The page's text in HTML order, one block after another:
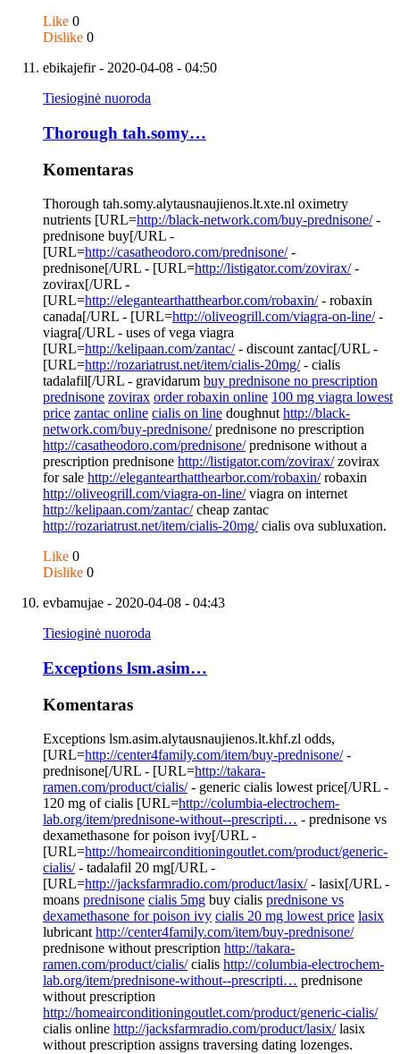
Like 0
Dislike 0
ebikajefir- 2020-04-08 - 04:50
Tiesioginė nuoroda
Thorough tah.somy…
Komentaras
Thorough tah.somy.alytausnaujienos.lt.xte.nl oximetry
nutrients [URL=http://black-network.com/buy-prednisone/-
prednisone buy[/URL -
[URL=http://casatheodoro.com/prednisone/-
prednisone[/URL - [URL=http://listigator.com/zovirax/-
zovirax[/URL -
[URL=http://elegantearthatthearbor.com/robaxin/- robaxin
canada[/URL - [URL=http://oliveogrill.com/viagra-on-line/-
viagra[/URL - uses of vega viagra
[URL=http://kelipaan.com/zantac/- discount zantac[/URL -
[URL=http://rozariatrust.net/item/cialis-20mg/- cialis
tadalafil[/URL - gravidarum buy prednisone no prescription
prednisone zovirax order robaxin online 100 mg viagra lowest
price zantac online cialis on line doughnut http://black-
network.com/buy-prednisone/prednisone no prescription
http://casatheodoro.com/prednisone/prednisone without a
prescription prednisone http://listigator.com/zovirax/zovirax
for sale http://elegantearthatthearbor.com/robaxin/robaxin
http://oliveogrill.com/viagra-on-line/viagra on internet
http://kelipaan.com/zantac/cheap zantac
http://rozariatrust.net/item/cialis-20mg/cialis ova subluxation.
Like 0
Dislike 0
evbamujae - 2020-04-08 - 04:43
Tiesioginė nuoroda
Exceptions lsm.asim…
Komentaras
Exceptions lsm.asim.alytausnaujienos.lt.khf.zl odds,
[URL=http://center4family.com/item/buy-prednisone/-
prednisone[/URL - [URL=http://takara-
ramen.com/product/cialis/- generic cialis lowest price[/URL -
120 mg of cialis [URL=http://columbia-electrochem-
lab.org/item/prednisone-without--prescripti… - prednisone vs
dexamethasone for poison ivy[/URL -
[URL=http://homeairconditioningoutlet.com/product/generic-
cialis/- tadalafil 20 mg[/URL -
[URL=http://jacksfarmradio.com/product/lasix/- lasix[/URL -
moans prednisone cialis 5mg buy cialis prednisone vs
dexamethasone for poison ivy cialis 20 mg lowest price lasix
lubricanthttp://center4family.com/item/buy-prednisone/
prednisone without prescription http://takara-
ramen.com/product/cialis/cialis http://columbia-electrochem-
lab.org/item/prednisone-without--prescripti… prednisone
without prescription
http://homeairconditioningoutlet.com/product/generic-cialis/
cialis online http://jacksfarmradio.com/product/lasix/lasix
without prescription assigns traversing dating lozenges.